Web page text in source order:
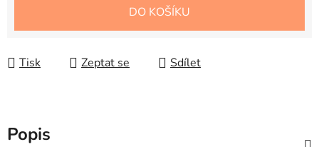
DO KOŠÍKU
Tisk Zeptat se Sdílet
Popis